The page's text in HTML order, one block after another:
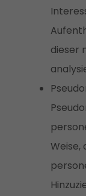
dieser
Weise,